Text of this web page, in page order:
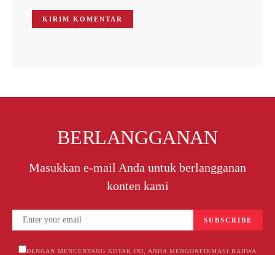
BERLANGGANAN
Masukkan e-mail Anda untuk berlangganan
konten kami
SUBSCRIBE
DENGAN MENCENTANG KOTAK INI, ANDA MENGONFIRMASI BAHWA